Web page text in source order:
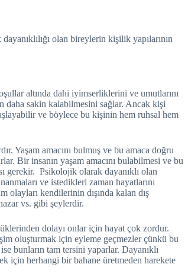
olan bireylerin kişilik yapılarının
altında dahi iyimserliklerini ve umutlarını
daha sakin kalabilmesini sağlar. Ancak kişi
ve böylece bu kişinin hem ruhsal hem
Yaşam amacını bulmuş ve bu amaca doğru
Bir insanın yaşam amacını bulabilmesi ve bu
gerekir. Psikolojik olarak dayanıklı olan
ve istedikleri zaman hayatlarını
olayları kendilerinin dışında kalan dış
vs. gibi şeylerdir.
dolayı onlar için hayat çok zordur.
oluşturmak için eyleme geçmezler çünkü bu
bunların tam tersini yaparlar. Dayanıklı
için herhangi bir bahane üretmeden harekete